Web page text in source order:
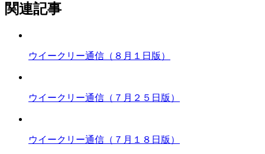
関連記事
ウイークリー通信（８月１日版）
ウイークリー通信（７月２５日版）
ウイークリー通信（７月１８日版）